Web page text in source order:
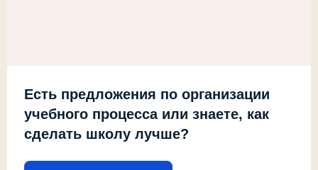
Есть предложения по организации
учебного процесса или знаете, как
сделать школу лучше?